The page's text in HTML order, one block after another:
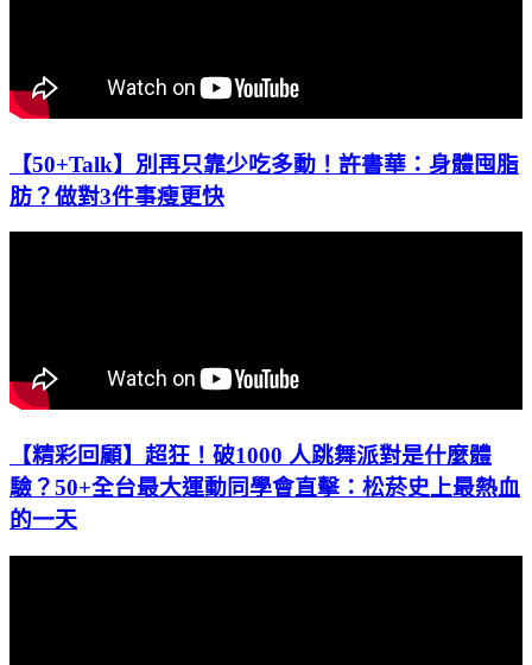
【50+Talk】別再只靠少吃多動！許書華：身體囤脂
肪？做對3件事瘦更快
【精彩回顧】超狂！破1000 人跳舞派對是什麼體
驗？50+全台最大運動同學會直擊：松菸史上最熱血
的一天